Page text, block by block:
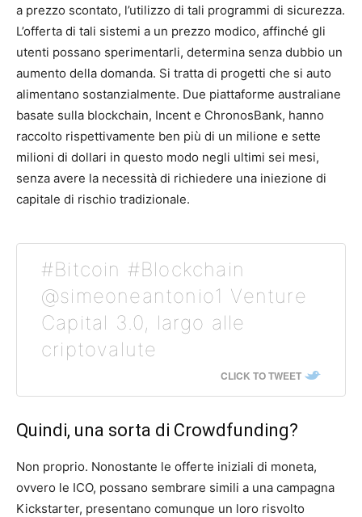
a prezzo scontato, l’utilizzo di tali programmi di sicurezza.
L’offerta di tali sistemi a un prezzo modico, affinché gli
utenti possano sperimentarli, determina senza dubbio un
aumento della domanda. Si tratta di progetti che si auto
alimentano sostanzialmente. Due piattaforme australiane
basate sulla blockchain, Incent e ChronosBank, hanno
raccolto rispettivamente ben più di un milione e sette
milioni di dollari in questo modo negli ultimi sei mesi,
senza avere la necessità di richiedere una iniezione di
capitale di rischio tradizionale.
#Bitcoin #Blockchain
@simeoneantonio1 Venture
Capital 3.0, largo alle
criptovalute
CLICK TO TWEET
Quindi, una sorta di Crowdfunding?
Non proprio. Nonostante le offerte iniziali di moneta,
ovvero le ICO, possano sembrare simili a una campagna
Kickstarter, presentano comunque un loro risvolto